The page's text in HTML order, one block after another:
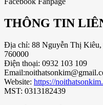
THÔNG TIN
Địa chỉ: 88 Nguyễn Thị
760000
Điện thoại: 0932 103 109
Website: https://
MST: 0313182439